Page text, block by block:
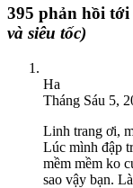
395 phản hồi tới
và siêu tốc)
Ha
Tháng Sáu 5,
Linh trang ơi,
Lúc mình đập
mềm mềm ko
sao vậy bạn.